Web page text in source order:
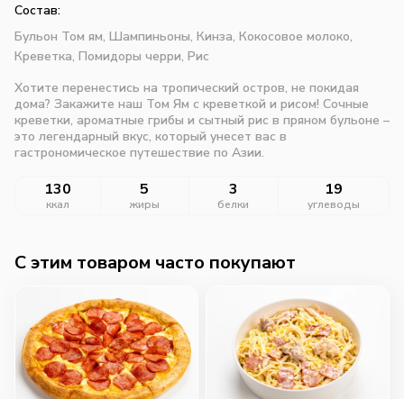
Состав:
Бульон Том ям, Шампиньоны, Кинза, Кокосовое молоко,
Креветка, Помидоры черри, Рис
Хотите перенестись на тропический остров, не покидая
дома? Закажите наш Том Ям с креветкой и рисом! Сочные
креветки, ароматные грибы и сытный рис в пряном бульоне –
это легендарный вкус, который унесет вас в
гастрономическое путешествие по Азии.
130
ккал
5
жиры
3
белки
19
углеводы
C этим товаром часто покупают